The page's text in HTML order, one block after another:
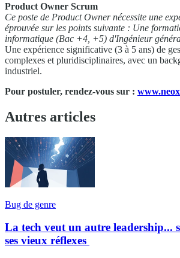
Product Owner Scrum
Ce poste de Product Owner nécessite une
éprouvée sur les points suivante : Une
informatique (Bac +​4, +​5) d'Ingénieur
Une expérience significative (3 à 5 ans) de
complexes et pluridisciplinaires, avec un
industriel.​
Pour postuler, rendez-vous sur :
Autres articles
Bug de genre
La tech veut un autre leadership...
ses vieux réflexes